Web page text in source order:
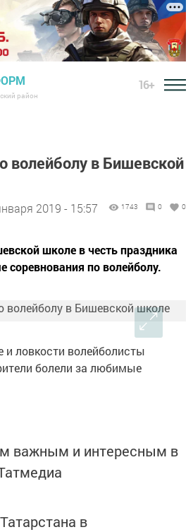
район
16+
волейболу в Бишевской
2019 - 15:57 1743 0 0
школе в честь праздника
по волейболу.
и ловкости волейболисты
болели за любимые
важным и интересным в
в